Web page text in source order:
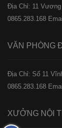
Địa Chỉ: 11
0865.283.168
VĂN PHÒNG
Địa Chỉ: Số 11
0865.283.168
XƯỞNG NỘI